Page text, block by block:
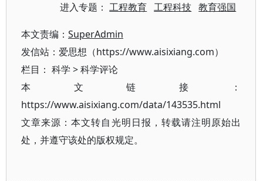
进入专题：工程教育 工程科技 教育强国
本文责编： SuperAdmin
发信站：爱思想（https://www.aisixiang.com）
栏目： 科学 >科学评论
本文链接：
https://www.aisixiang.com/data/143535.html
文章来源：本文转自光明日报，转载请注明原始出
处，并遵守该处的版权规定。